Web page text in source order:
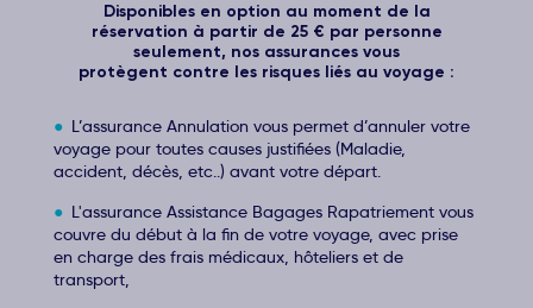
Disponibles en option au moment de la
réservation à partir de 25 € par personne
seulement, nos assurances vous
protègent contre les risques liés au voyage :
L’assurance Annulation vous permet d’annuler votre
voyage pour toutes causes justifiées (Maladie,
accident, décès, etc..) avant votre départ.
L'assurance Assistance Bagages Rapatriement vous
couvre du début à la fin de votre voyage, avec prise
en charge des frais médicaux, hôteliers et de
transport,